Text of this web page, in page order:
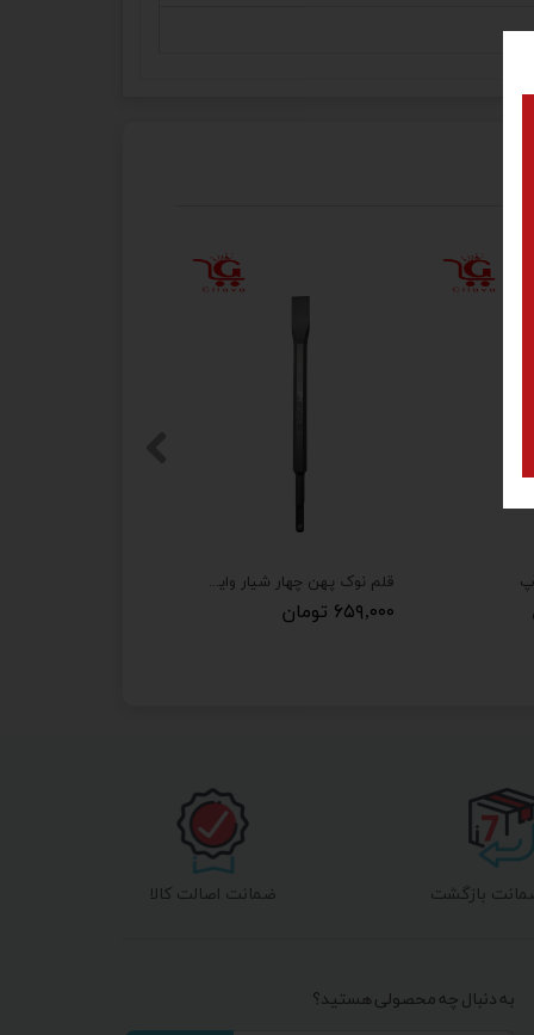
قلم نوک پهن چهار شیار وایزآپ کوتاه
۶۵۹,۰۰۰ تومان
ضمانت اصالت کالا
به دنبال چه محصولی هستید؟